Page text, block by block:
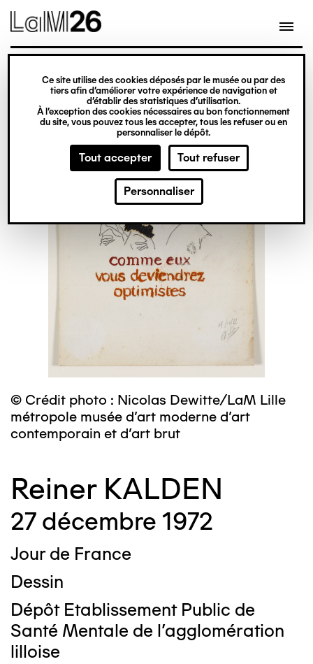
Gestion des cookies
Ce site utilise des cookies déposés par le musée ou par des
tiers afin d’améliorer votre expérience de navigation et
d’établir des statistiques d’utilisation.
À l’exception des cookies nécessaires au bon fonctionnement
du site, vous pouvez tous les accepter, tous les refuser ou en
personnaliser le dépôt.
Tout accepter Tout refuser
Personnaliser
contenu
© Crédit photo : Nicolas Dewitte/LaM Lille
métropole musée d’art moderne d’art
contemporain et d’art brut
Reiner KALDEN
27 décembre 1972
Jour de France
Dessin
Dépôt Etablissement Public de
Santé Mentale de l'agglomération
lilloise